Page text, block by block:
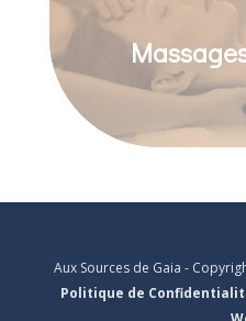
Aux Sources de Gaia -
Politique de